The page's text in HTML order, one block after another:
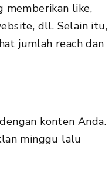
memberikan like,
dll. Selain itu,
jumlah reach dan
konten Anda.
minggu lalu